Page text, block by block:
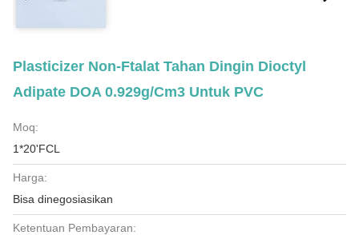
Plasticizer Non-Ftalat Tahan Dingin Dioctyl
Adipate DOA 0.929g/Cm3 Untuk PVC
Moq:
1*20'FCL
Harga:
Bisa dinegosiasikan
Ketentuan Pembayaran: